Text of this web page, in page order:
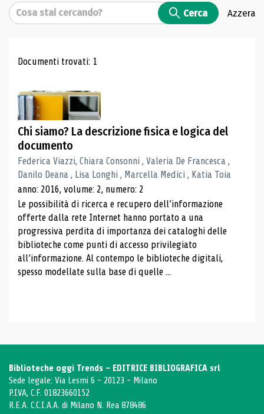
Cerca Cerca Azzera
Risultati di ricerca
Documenti trovati: 1
Chi siamo? La descrizione fisica e logica del
documento
Federica Viazzi, Chiara Consonni , Valeria De Francesca ,
Danilo Deana , Lisa Longhi , Marcella Medici , Katia Toia
anno: 2016, volume: 2, numero: 2
Le possibilità di ricerca e recupero dell’informazione
offerte dalla rete Internet hanno portato a una
progressiva perdita di importanza dei cataloghi delle
biblioteche come punti di accesso privilegiato
all’informazione. Al contempo le biblioteche digitali,
spesso modellate sulla base di quelle ...
Biblioteche oggi Trends - EDITRICE BIBLIOGRAFICA srl
Sede legale: Via Lesmi 6 - 20123 - Milano
P.IVA, C.F. 01823660152
R.E.A. C.C.I.A.A. di Milano N. Rea 878486